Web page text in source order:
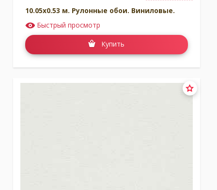
10.05x0.53 м. Рулонные обои. Виниловые.
Быстрый просмотр
Купить